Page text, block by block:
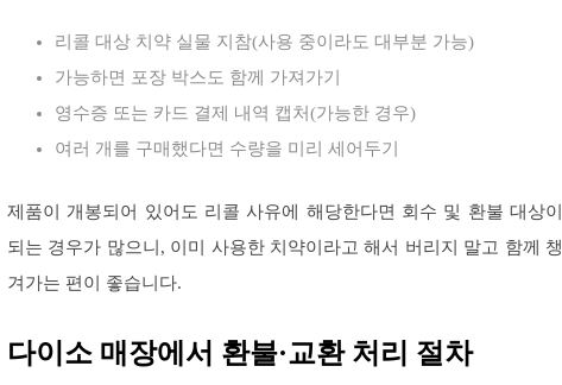
리콜 대상 치약 실물 지참(사용 중이라도 대부분 가능)
가능하면 포장 박스도 함께 가져가기
영수증 또는 카드 결제 내역 캡처(가능한 경우)
여러 개를 구매했다면 수량을 미리 세어두기
제품이 개봉되어 있어도 리콜 사유에 해당한다면 회수 및 환불 대상이
되는 경우가 많으니, 이미 사용한 치약이라고 해서 버리지 말고 함께 챙
겨가는 편이 좋습니다.
다이소 매장에서 환불·교환 처리 절차